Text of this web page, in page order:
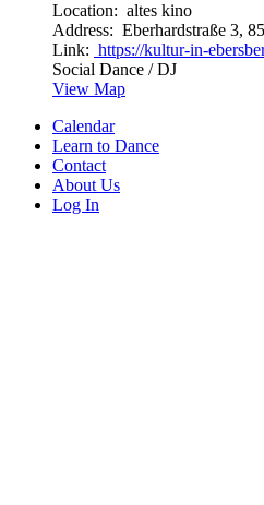
Location: altes kino
Address: Eberhardstraße 3,
Link: https://kultur-in-
Social Dance / DJ
View Map
Calendar
Learn to Dance
Contact
About Us
Log In